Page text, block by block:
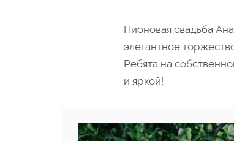
Пионовая свадьба
элегантное
Ребята на
и яркой!